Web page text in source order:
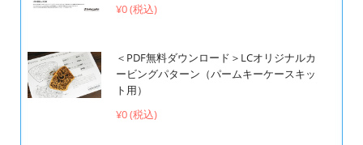
¥0 (税込)
＜PDF無料ダウンロード＞LCオリジナルカ
ービングパターン（パームキーケースキッ
ト用）
¥0 (税込)